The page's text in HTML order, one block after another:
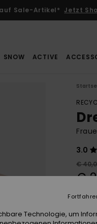
Sale-Artikel* Jetzt
SNOW ACTIVE
3.0
€
€
SALE
Technologie, um